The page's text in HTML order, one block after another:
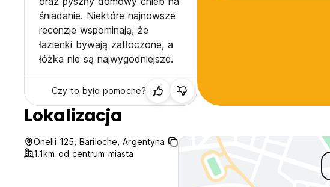
śniadanie. Niektóre najnowsze
recenzje wspominają, że
łazienki bywają zatłoczone, a
łóżka nie są najwygodniejsze.
Czy to było pomocne?
Lokalizacja
Onelli 125, Bariloche, Argentyna
1.1km od centrum miasta